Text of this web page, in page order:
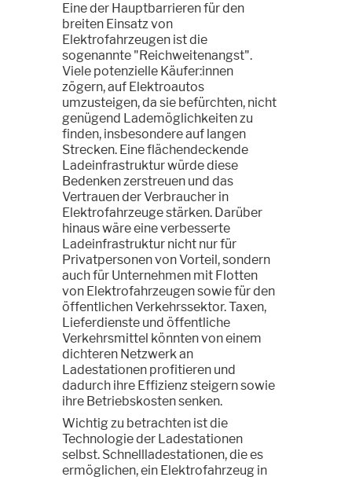
Eine der Hauptbarrieren für den
breiten Einsatz von
Elektrofahrzeugen ist die
sogenannte "Reichweitenangst".
Viele potenzielle Käufer:innen
zögern, auf Elektroautos
umzusteigen, da sie befürchten, nicht
genügend Lademöglichkeiten zu
finden, insbesondere auf langen
Strecken. Eine flächendeckende
Ladeinfrastruktur würde diese
Bedenken zerstreuen und das
Vertrauen der Verbraucher in
Elektrofahrzeuge stärken. Darüber
hinaus wäre eine verbesserte
Ladeinfrastruktur nicht nur für
Privatpersonen von Vorteil, sondern
auch für Unternehmen mit Flotten
von Elektrofahrzeugen sowie für den
öffentlichen Verkehrssektor. Taxen,
Lieferdienste und öffentliche
Verkehrsmittel könnten von einem
dichteren Netzwerk an
Ladestationen profitieren und
dadurch ihre Effizienz steigern sowie
ihre Betriebskosten senken.
Wichtig zu betrachten ist die
Technologie der Ladestationen
selbst. Schnellladestationen, die es
ermöglichen, ein Elektrofahrzeug in